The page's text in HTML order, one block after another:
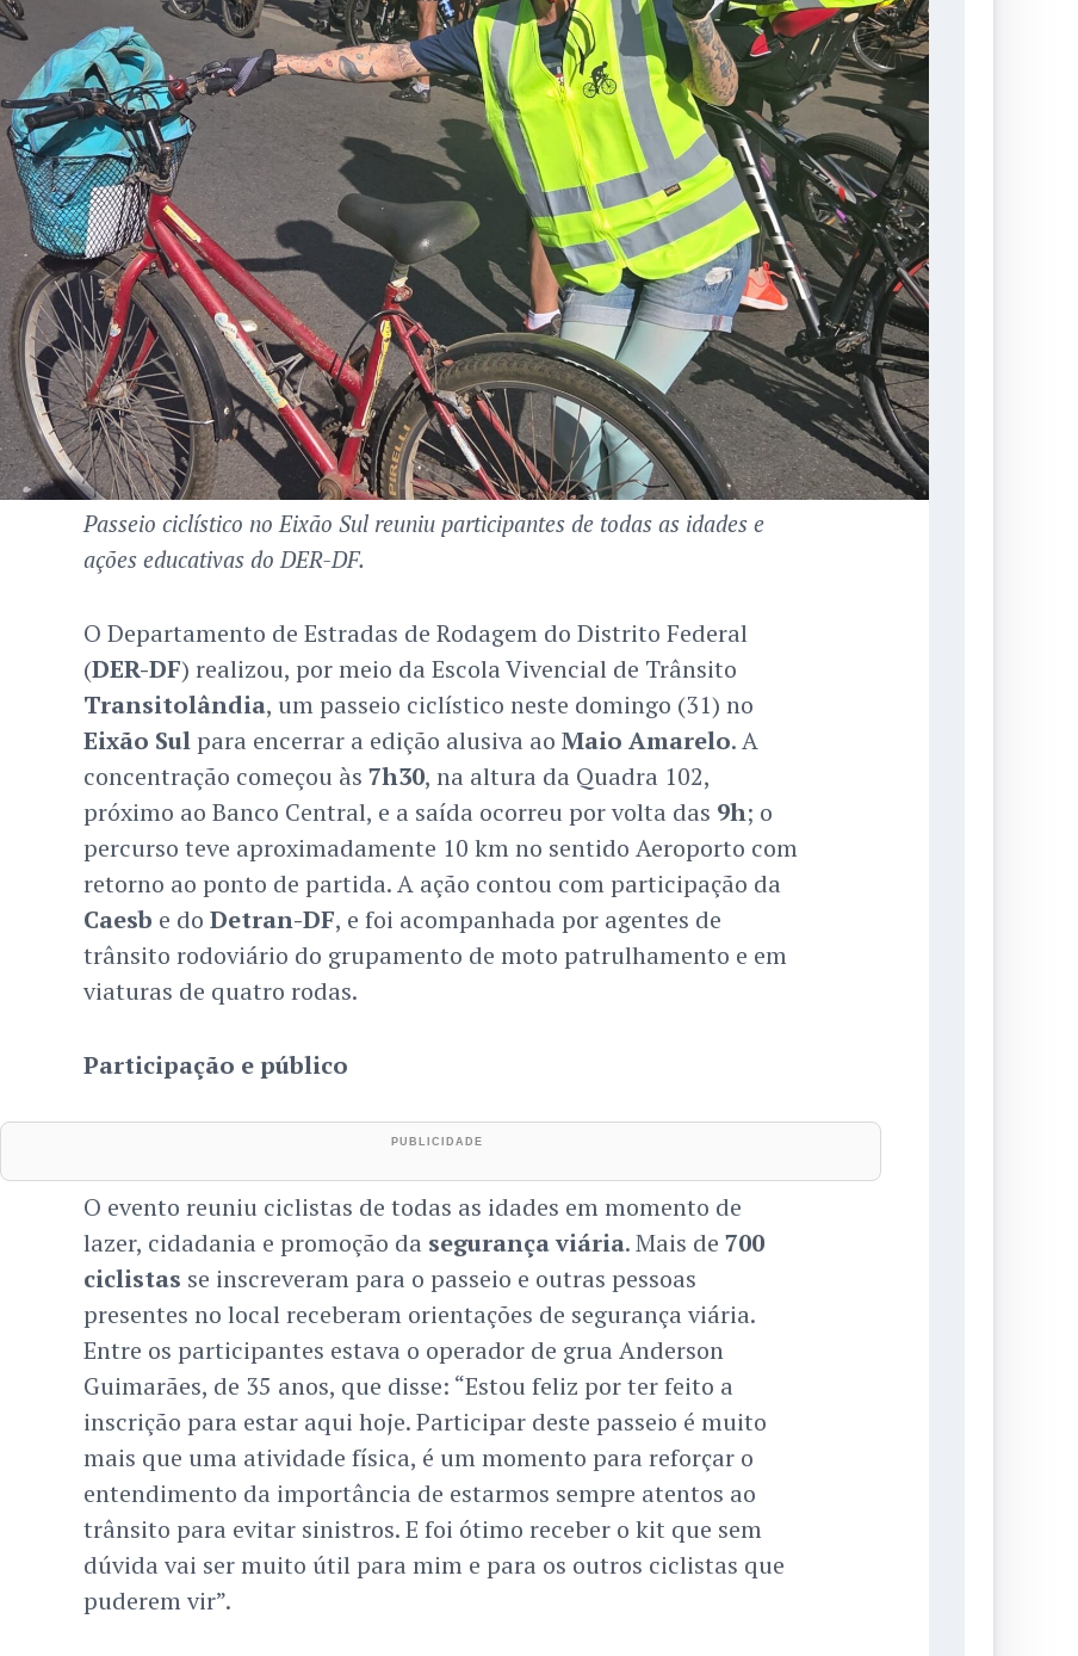
Passeio ciclístico no Eixão Sul reuniu participantes de todas as idades e
ações educativas do DER-DF.
O Departamento de Estradas de Rodagem do Distrito Federal
(DER-DF) realizou, por meio da Escola Vivencial de Trânsito
Transitolândia, um passeio ciclístico neste domingo (31) no
Eixão Sulpara encerrar a edição alusiva ao Maio Amarelo. A
concentração começou às 7h30, na altura da Quadra 102,
próximo ao Banco Central, e a saída ocorreu por volta das 9h; o
percurso teve aproximadamente 10 km no sentido Aeroporto com
retorno ao ponto de partida. A ação contou com participação da
Caesb e do Detran-DF, e foi acompanhada por agentes de
trânsito rodoviário do grupamento de moto patrulhamento e em
viaturas de quatro rodas.
Participação e público
O evento reuniu ciclistas de todas as idades em momento de
lazer, cidadania e promoção da segurança viária. Mais de 700
ciclistas se inscreveram para o passeio e outras pessoas
presentes no local receberam orientações de segurança viária.
Entre os participantes estava o operador de grua Anderson
Guimarães, de 35 anos, que disse: “Estou feliz por ter feito a
inscrição para estar aqui hoje. Participar deste passeio é muito
mais que uma atividade física, é um momento para reforçar o
entendimento da importância de estarmos sempre atentos ao
trânsito para evitar sinistros. E foi ótimo receber o kit que sem
dúvida vai ser muito útil para mim e para os outros ciclistas que
puderem vir”.